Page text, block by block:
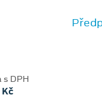
s DPH